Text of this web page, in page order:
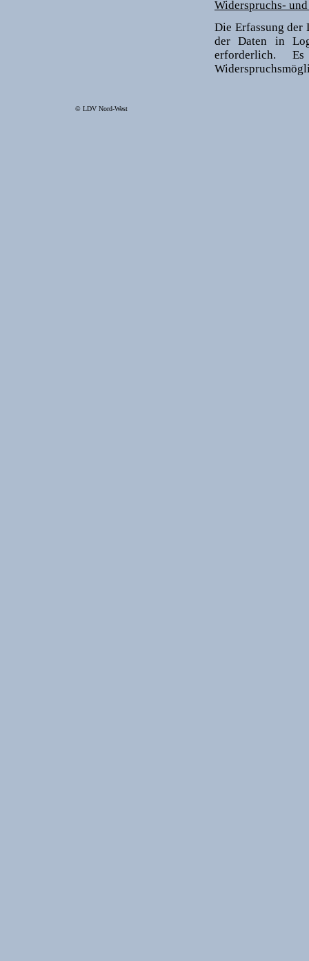
Widerspruchs-
Die Erfassung der
der Daten in
erforderlich.
© LDV Nord-West